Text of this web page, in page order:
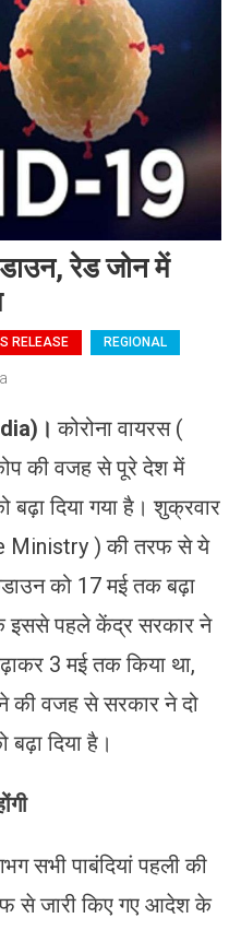
रेड जोन में
RELEASE REGIONAL
कोरोना वायरस (
की वजह से पूरे देश में
दिया गया है। शुक्रवार
Ministry ) की तरफ से ये
को 17 मई तक बढ़ा
इससे पहले केंद्र सरकार ने
3 मई तक किया था,
की वजह से सरकार ने दो
दिया है।
सभी पाबंदियां पहली की
से जारी किए गए आदेश के